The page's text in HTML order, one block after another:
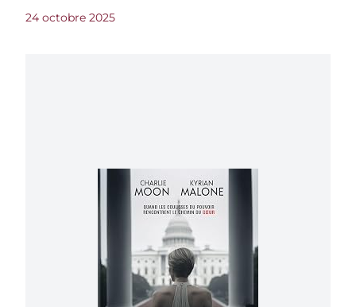
24 octobre 2025